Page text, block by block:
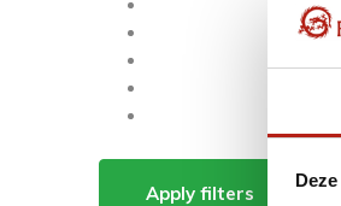
Apply filters